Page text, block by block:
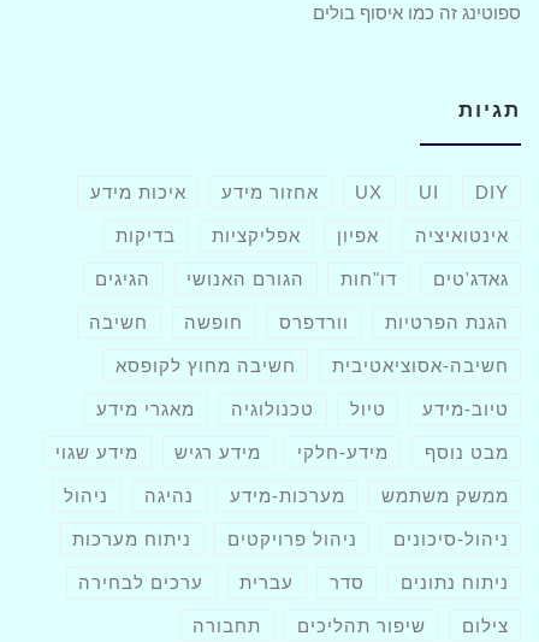
ספוטינג זה כמו איסוף בולים
תגיות
DIY
UI
UX אחזור מידע איכות מידע
אינטואיציה אפיון אפליקציות בדיקות
גאדג'טים דו"חות הגורם האנושי הגיגים
הגנת הפרטיות וורדפרס חופשה חשיבה
חשיבה-אסוציאטיבית חשיבה מחוץ לקופסא
טיוב-מידע טיול טכנולוגיה מאגרי מידע
מבט נוסף מידע-חלקי מידע רגיש מידע שגוי
ממשק משתמש מערכות-מידע נהיגה ניהול
ניהול-סיכונים ניהול פרויקטים ניתוח מערכות
ניתוח נתונים סדר עברית ערכים לבחירה
צילום שיפור תהליכים תחבורה